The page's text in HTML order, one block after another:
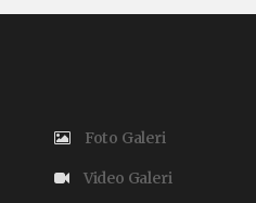
Foto Galeri
Video Galeri